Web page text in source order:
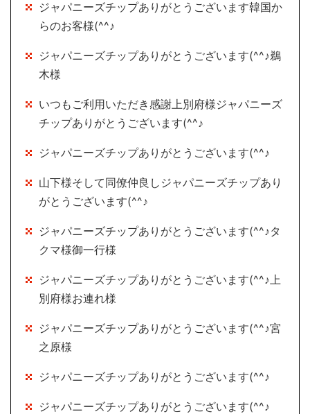
ジャパニーズチップありがとうございます韓国か
らのお客様(^^♪
ジャパニーズチップありがとうございます(^^♪鵜
木様
いつもご利用いただき感謝上別府様ジャパニーズ
チップありがとうございます(^^♪
ジャパニーズチップありがとうございます(^^♪
山下様そして同僚仲良しジャパニーズチップあり
がとうございます(^^♪
ジャパニーズチップありがとうございます(^^♪タ
クマ様御一行様
ジャパニーズチップありがとうございます(^^♪上
別府様お連れ様
ジャパニーズチップありがとうございます(^^♪宮
之原様
ジャパニーズチップありがとうございます(^^♪
ジャパニーズチップありがとうございます(^^♪